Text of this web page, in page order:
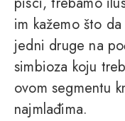
im kažemo što
jedni druge na
simbioza koju
ovom segmentu
najmlađima.